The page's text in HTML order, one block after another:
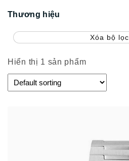
Thương hiệu
Xóa bộ lọc
Hiển thị 1 sản phẩm